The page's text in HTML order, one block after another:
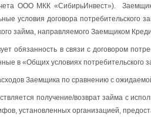
ООО МКК «СибирьИнвест»).
условия договора потребительского
займа, направляемого Заемщиком
обязанность в связи с договором
в «Общих условиях потребительского
Заемщика по сравнению с
получение/возврат займа с
установленных организацией,